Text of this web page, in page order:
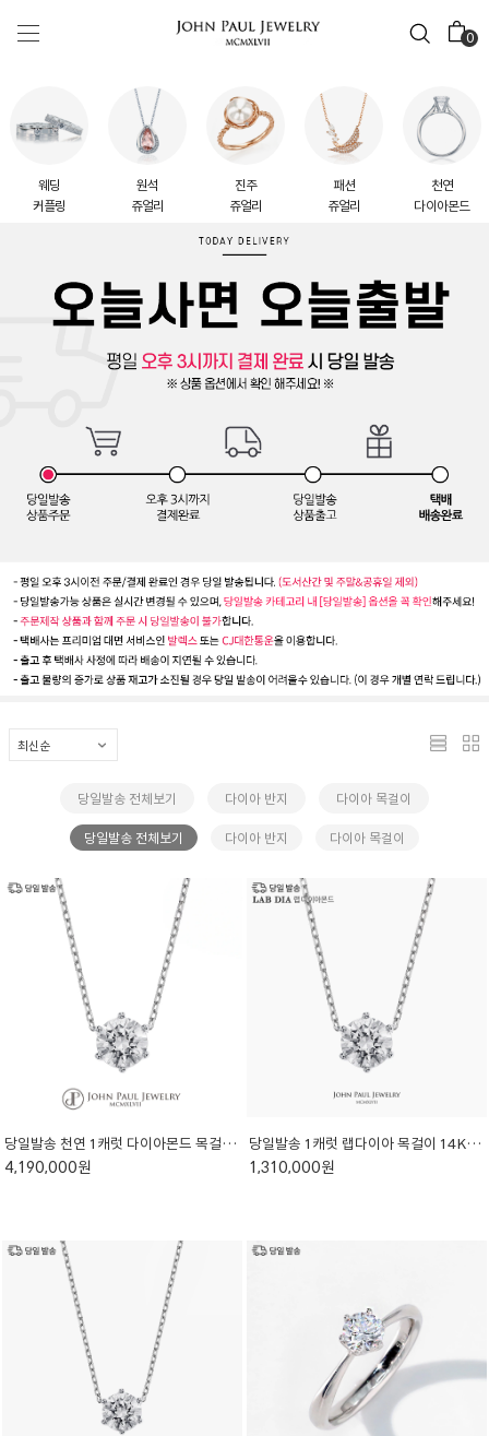
0
웨딩
커플링
원석
쥬얼리
진주
쥬얼리
패션
쥬얼리
천연
다이아몬드
당일발송 전체보기 다이아 반지 다이아 목걸이
당일발송 전체보기 다이아 반지 다이아 목걸이
당일발송 천연 1캐럿 다이아몬드 목걸이 W3010N10
4,190,000원
당일발송 1캐럿 랩다이아 목걸이 14K 18K 프로포즈 기념일 선물 LAW3010N10
1,310,000원